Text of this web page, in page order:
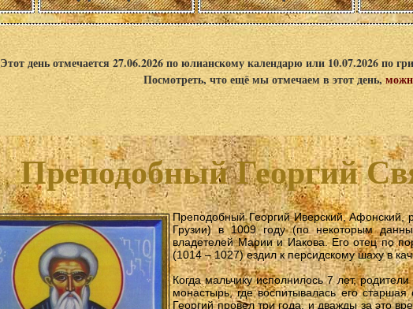
Этот день отмечается 27.06.2026 по юлианскому календарю или 10.07.2026 по
Посмотреть, что ещё мы отмечаем в этот день,
Преподобный Георгий
Преподобный Георгий Иверский, Афонский,
Грузии) в 1009 году (по некоторым
владетелей Марии и Иакова. Его отец по
(1014 – 1027) ездил к персидскому шаху в
Когда мальчику исполнилось 7 лет,
монастырь, где воспитывалась его
Георгий провел три года, и дважды за это